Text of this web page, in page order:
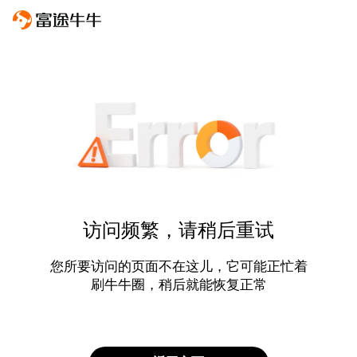
访问频繁，请稍后重试
您所要访问的页面不在这儿，它可能正忙着
刷牛牛圈，稍后就能恢复正常